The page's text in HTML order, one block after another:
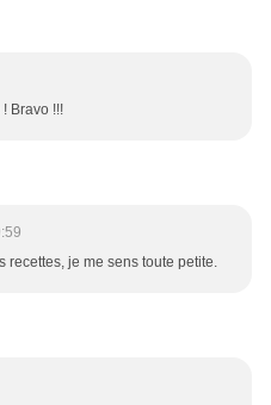
Bravo !!!
recettes, je me sens toute petite.